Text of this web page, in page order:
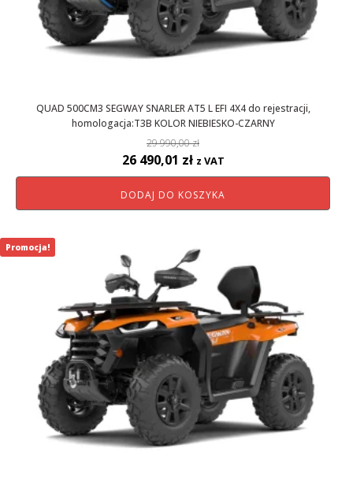
QUAD 500CM3 SEGWAY SNARLER AT5 L EFI 4X4 do rejestracji,
homologacja:T3B KOLOR NIEBIESKO-CZARNY
29 990,00zł
Pierwotna
cena
wynosiła:
26 490,01 złAktualna
cena
wynosi:
z VAT
DODAJ DO KOSZYKA
Promocja!